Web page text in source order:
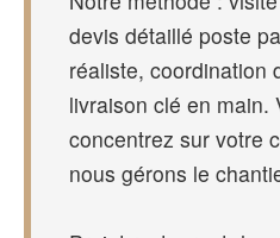
devis détaillé poste
réaliste, coordination
livraison clé en main.
concentrez sur votre
nous gérons le